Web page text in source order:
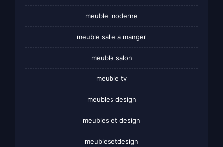
meuble moderne
meuble salle a manger
meuble salon
meuble tv
meubles design
meubles et design
meublesetdesign